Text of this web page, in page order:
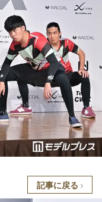
記事に戻る